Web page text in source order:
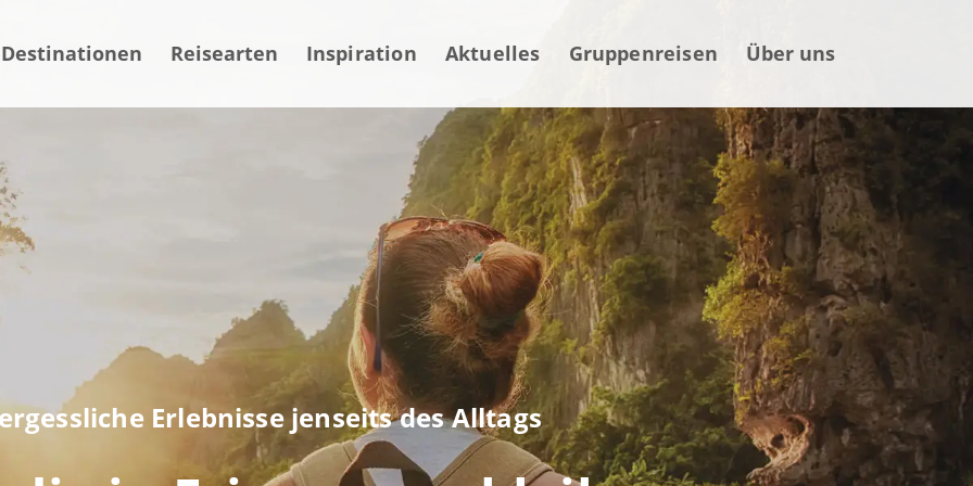
Destinationen Reisearten Inspiration Aktuelles Gruppenreisen Über uns
Erlebnisse jenseits des Alltags